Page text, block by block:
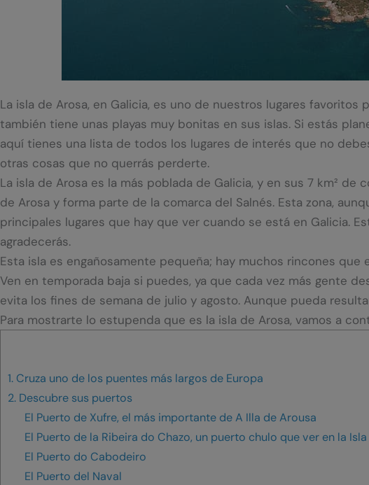
La isla de Arosa, en Galicia, es uno de nuestros lugares
también tiene unas playas muy bonitas en sus islas. Si estás
aquí tienes una lista de todos los lugares de interés que no
otras cosas que no querrás perderte.
La isla de Arosa es la más poblada de Galicia, y en sus 7 km²
de Arosa y forma parte de la comarca del Salnés. Esta zona,
principales lugares que hay que ver cuando se está en Galicia.
agradecerás.
Esta isla es engañosamente pequeña; hay muchos rincones
Ven en temporada baja si puedes, ya que cada vez más gente
evita los fines de semana de julio y agosto. Aunque pueda
Para mostrarte lo estupenda que es la isla de Arosa, vamos a
1. Cruza uno de los puentes más largos de Europa
2. Descubre sus puertos
El Puerto de Xufre, el más importante de A Illa de Arousa
El Puerto de la Ribeira do Chazo, un puerto chulo que ver en la
El Puerto do Cabodeiro
El Puerto del Naval